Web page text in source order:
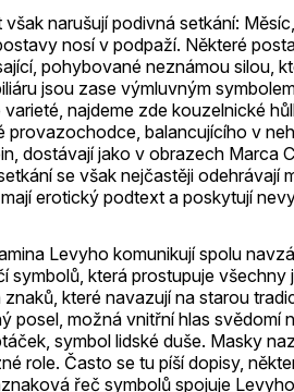
narušují podivná setkání:
nosí v podpaží. Některé
pohybované neznámou silou,
jsou zase výmluvným
najdeme zde kouzelnické
provazochodce, balancujícího v
dostávají jako v obrazech Marca
se však nejčastěji odehrávají
erotický podtext a poskytují
Levyho komunikují spolu
symbolů, která prostupuje
které navazují na starou
posel, možná vnitřní hlas svědomí
symbol lidské duše. Masky
role. Často se tu píší dopisy,
řeč symbolů spojuje